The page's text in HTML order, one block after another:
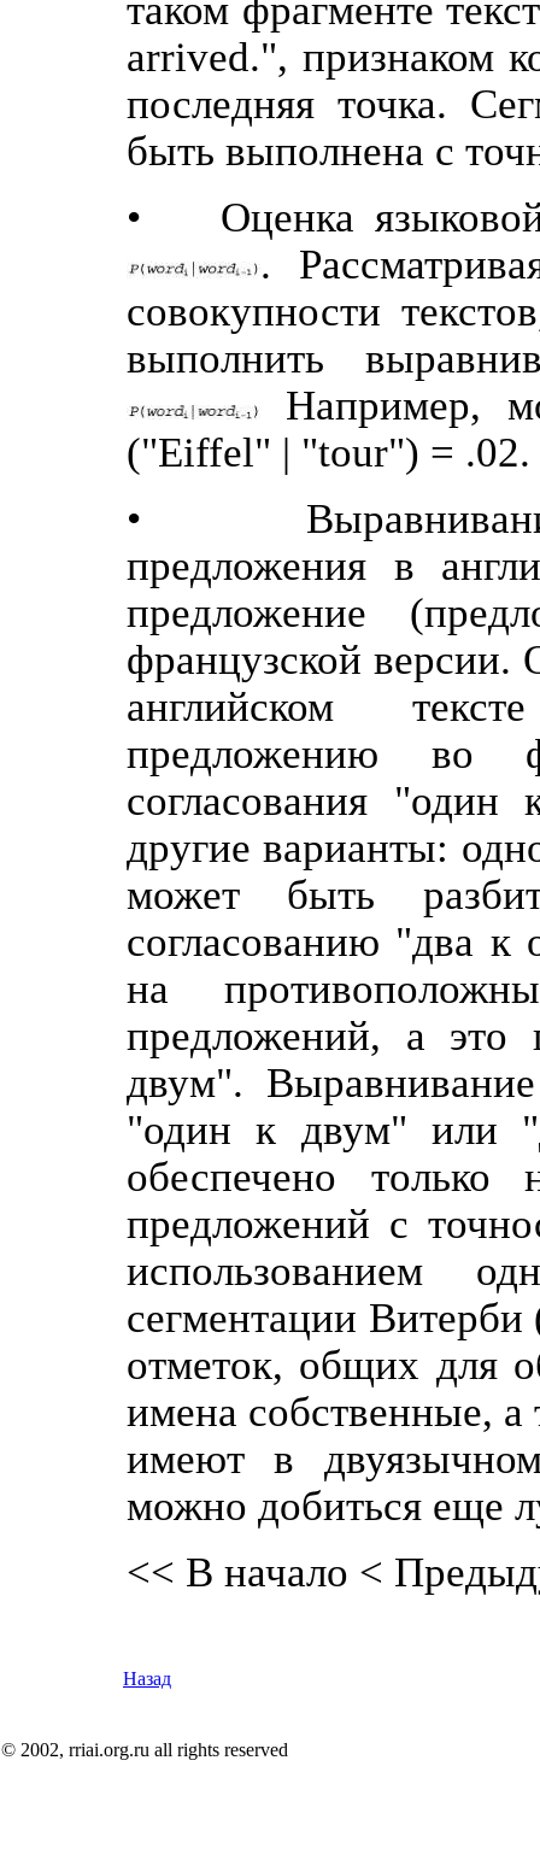
таком фрагменте
arrived.", признаком
последняя точка.
быть выполнена с
• Оценка языковой
.
совокупности
выполнить
Например,
("Eiffel" | "tour") = .02.
• Выравнивание
предложения в
предложение
французской
английском
предложению во
согласования
другие варианты:
может быть
согласованию "два
на
предложений, а это
двум".
"один к двум" или
обеспечено
предложений с
использованием
сегментации
отметок, общих для
имена собственные, а
имеют в
можно добиться еще
<< В начало <
Назад
© 2002, rriai.org.ru all rights reserved